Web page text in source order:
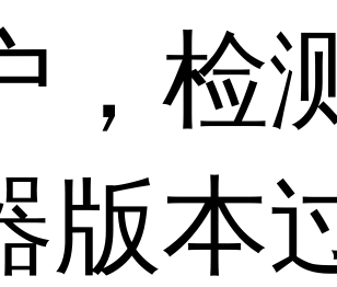
，检
版本